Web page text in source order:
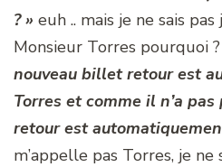
? » euh .. mais je ne sais
Monsieur Torres pourquoi ?
nouveau billet retour est
Torres et comme il n’a
retour est
m’appelle pas Torres, je